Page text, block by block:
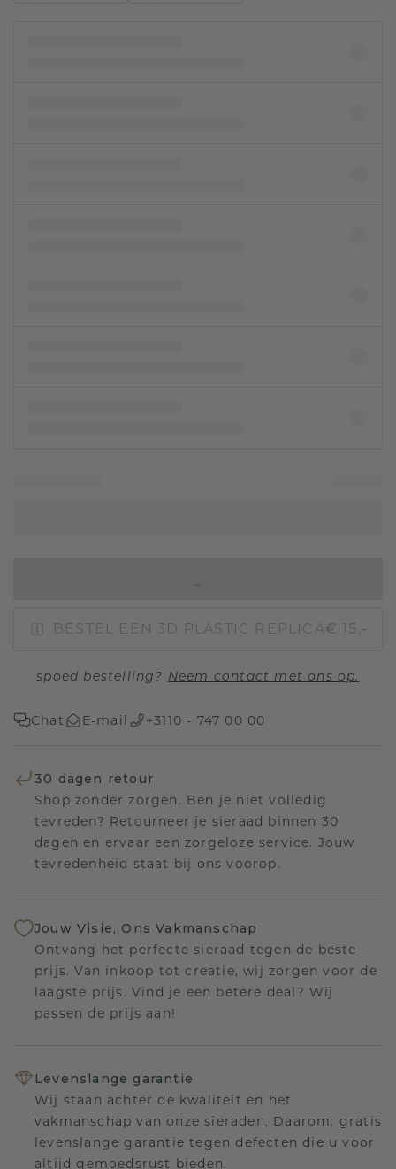
BESTEL EEN 3D PLASTIC REPLICA€ 15,-
spoed bestelling? Neem contact met ons op.
Chat E-mail +3110 - 747 00 00
30 dagen retour
Shop zonder zorgen. Ben je niet volledig
tevreden? Retourneer je sieraad binnen 30
dagen en ervaar een zorgeloze service. Jouw
tevredenheid staat bij ons voorop.
Jouw Visie, Ons Vakmanschap
Ontvang het perfecte sieraad tegen de beste
prijs. Van inkoop tot creatie, wij zorgen voor de
laagste prijs. Vind je een betere deal? Wij
passen de prijs aan!
Levenslange garantie
Wij staan achter de kwaliteit en het
vakmanschap van onze sieraden. Daarom: gratis
levenslange garantie tegen defecten die u voor
altijd gemoedsrust bieden.